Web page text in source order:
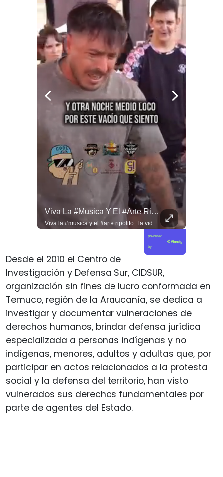
Viva La #musica Y El #arte Ripolito : La Vida De Me Hizo Sufrir
Viva la #musica y el #arte ripolito : la vida de me hizo sufrir
powered
by
Desde el 2010 el Centro de
Investigación y Defensa Sur, CIDSUR,
organización sin fines de lucro conformada en
Temuco, región de la Araucanía, se dedica a
investigar y documentar vulneraciones de
derechos humanos, brindar defensa jurídica
especializada a personas indígenas y no
indígenas, menores, adultos y adultas que, por
participar en actos relacionados a la protesta
social y la defensa del territorio, han visto
vulnerados sus derechos fundamentales por
parte de agentes del Estado.